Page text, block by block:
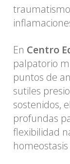
En Centro
palpatorio
puntos de
sutiles
sostenidos,
profundas
flexibilidad